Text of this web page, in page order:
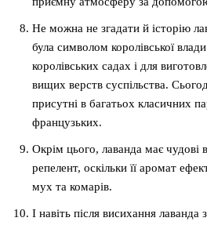
Не можна не згадати й історію
була символом королівської
королівських садах і для
вищих верств суспільства.
присутні в багатьох класичних
французьких.
Окрім цього, лаванда має чудові
репелент, оскільки її аромат
мух та комарів.
І навіть після висихання лаванда